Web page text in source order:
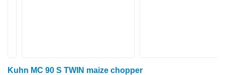
Kuhn MC 90 S TWIN maize chopper